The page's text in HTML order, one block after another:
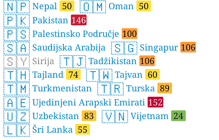
🇳🇵 Nepal 50 🇴🇲 Oman 50
🇵🇰 Pakistan 146
🇵🇸 Palestinsko Područje 100
🇸🇦 Saudijska Arabija 🇸🇬 Singapur 106
🇸🇾 Sirija 🇹🇯 Tadžikistan 106
🇹🇭 Tajland 74 🇹🇼 Tajvan 60
🇹🇲 Turkmenistan 🇹🇷 Turska 89
🇦🇪 Ujedinjeni Arapski Emirati 152
🇺🇿 Uzbekistan 83 🇻🇳 Vijetnam 24
🇱🇰 Šri Lanka 55